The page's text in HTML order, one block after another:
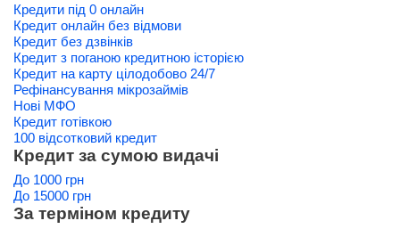
Кредити під 0 онлайн
Кредит онлайн без відмови
Кредит без дзвінків
Кредит з поганою кредитною історією
Кредит на карту цілодобово 24/7
Рефінансування мікрозаймів
Нові МФО
Кредит готівкою
100 відсотковий кредит
Кредит за сумою видачі
До 1000 грн
До 15000 грн
За терміном кредиту